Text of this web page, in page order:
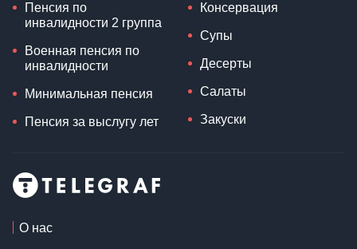
Пенсия по
инвалидности 2 группа
Военная пенсия по
инвалидности
Минимальная пенсия
Пенсия за выслугу лет
Консервация
Супы
Десерты
Салаты
Закуски
О нас